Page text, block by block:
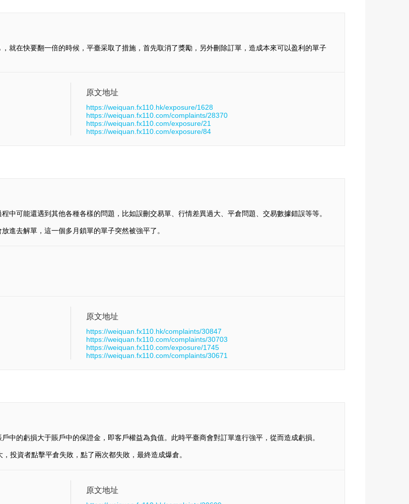
就在快要翻一倍的時候，平臺采取了措施，首先取消了獎勵，另外刪除訂單，造成本來可以盈利的單子
原文地址
https://weiquan.fx110.hk/exposure/1628
https://weiquan.fx110.com/complaints/28370
https://weiquan.fx110.com/exposure/21
https://weiquan.fx110.com/exposure/84
中可能還遇到其他各種各樣的問題，比如誤刪交易單、行情差異過大、平倉問題、交易數據錯誤等等。
進去解單，這一個多月鎖單的單子突然被強平了。
原文地址
https://weiquan.fx110.hk/complaints/30847
https://weiquan.fx110.com/complaints/30703
https://weiquan.fx110.com/exposure/1745
https://weiquan.fx110.com/complaints/30671
中的虧損大于賬戶中的保證金，即客戶權益為負值。此時平臺商會對訂單進行強平，從而造成虧損。
投資者點擊平倉失敗，點了兩次都失敗，最終造成爆倉。
原文地址